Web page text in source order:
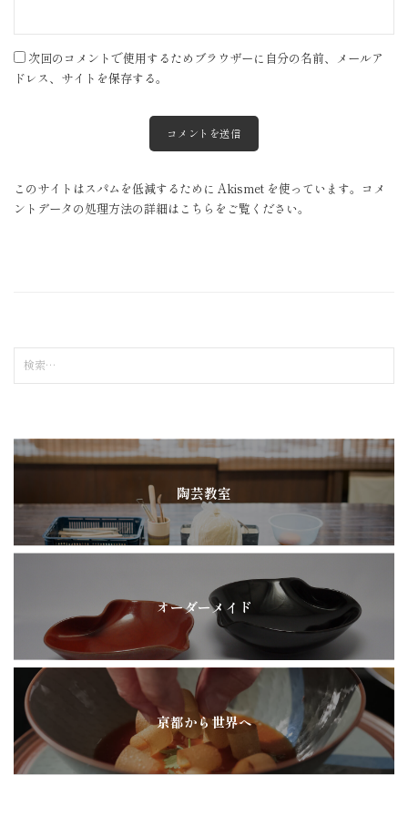
次回のコメントで使用するためブラウザーに自分の名前、メールア
ドレス、サイトを保存する。
このサイトはスパムを低減するために Akismet を使っています。 コメ
ントデータの処理方法の詳細はこちらをご覧ください。
索
陶芸教室
オーダーメイド
京都から世界へ